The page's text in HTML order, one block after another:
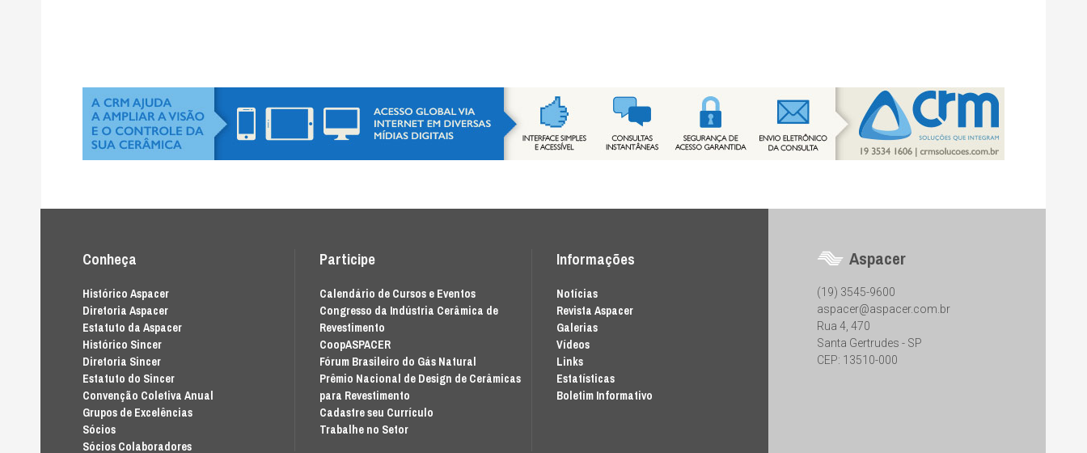
Conheça
Histórico Aspacer
Diretoria Aspacer
Estatuto da Aspacer
Histórico Sincer
Diretoria Sincer
Estatuto do Sincer
Convenção Coletiva Anual
Grupos de Excelências
Sócios
Sócios Colaboradores
Participe
Calendário de Cursos e Eventos
Congresso da Indústria Cerâmica de
Revestimento
CoopASPACER
Fórum Brasileiro do Gás Natural
Prêmio Nacional de Design de Cerâmicas
para Revestimento
Cadastre seu Currículo
Trabalhe no Setor
Informações
Notícias
Revista Aspacer
Galerias
Vídeos
Links
Estatísticas
Boletim Informativo
Aspacer
(19) 3545-9600
aspacer@aspacer.com.br
Rua 4, 470
Santa Gertrudes - SP
CEP: 13510-000